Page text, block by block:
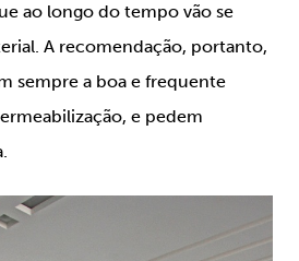
ao longo do tempo vão se
A recomendação, portanto,
sempre a boa e frequente
e pedem